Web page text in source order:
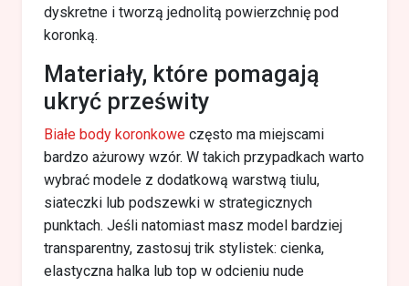
dyskretne i tworzą jednolitą powierzchnię pod
koronką.
Materiały, które pomagają
ukryć prześwity
Białe body koronkowe często ma miejscami
bardzo ażurowy wzór. W takich przypadkach warto
wybrać modele z dodatkową warstwą tiulu,
siateczki lub podszewki w strategicznych
punktach. Jeśli natomiast masz model bardziej
transparentny, zastosuj trik stylistek: cienka,
elastyczna halka lub top w odcieniu nude